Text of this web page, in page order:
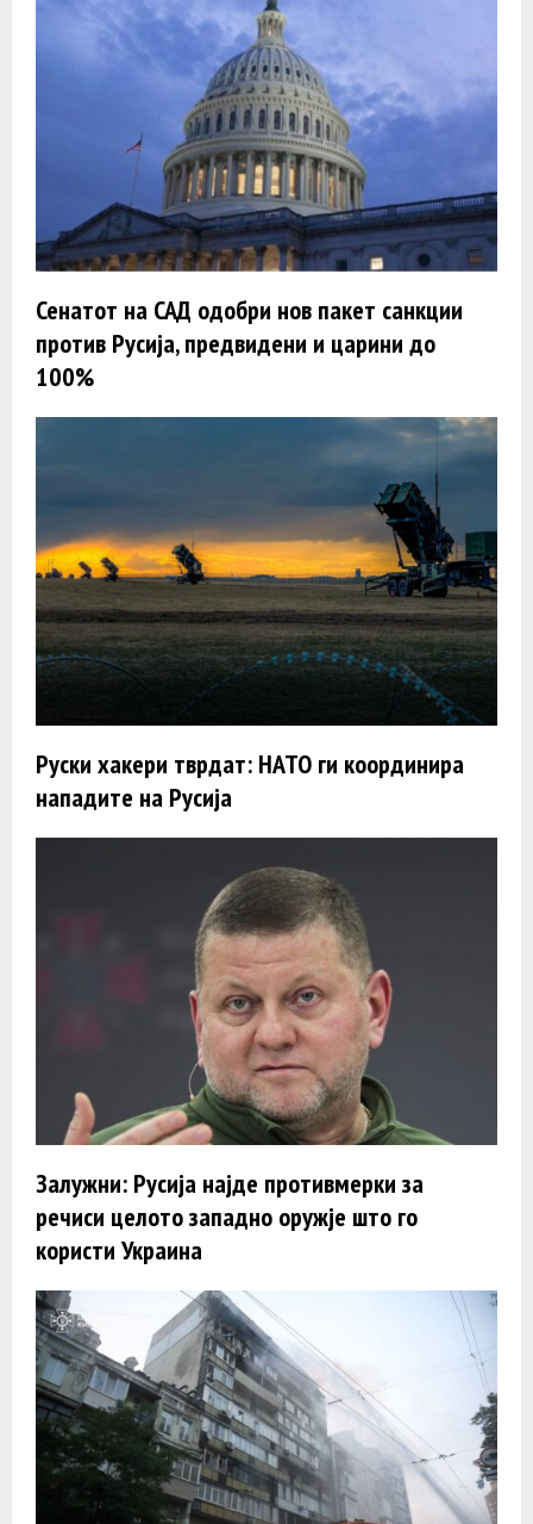
Сенатот на САД одобри нов пакет санкции
против Русија, предвидени и царини до
100%
Руски хакери тврдат: НАТО ги координира
нападите на Русија
Залужни: Русија најде противмерки за
речиси целото западно оружје што го
користи Украина